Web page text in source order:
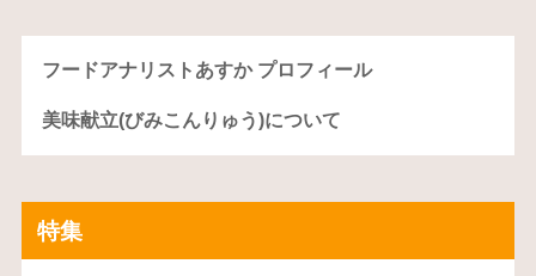
フードアナリストあすか プロフィール
美味献立(びみこんりゅう)について
特集